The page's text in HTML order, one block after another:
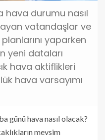
hava durumu nasıl
vatandaşlar ve
yaparken
yeni dataları
hava aktiflikleri
hava varsayımı
günü hava nasıl olacak?
mevsim